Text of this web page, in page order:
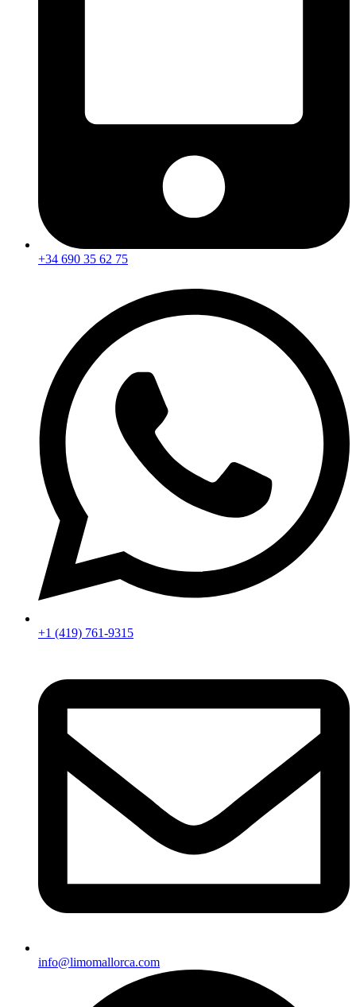
+34 690 35 62 75
+1 (419) 761-9315
info@limomallorca.com